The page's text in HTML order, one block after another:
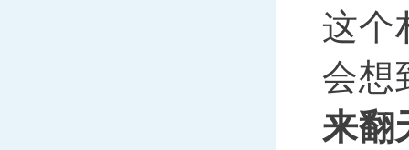
这个
会想
来翻